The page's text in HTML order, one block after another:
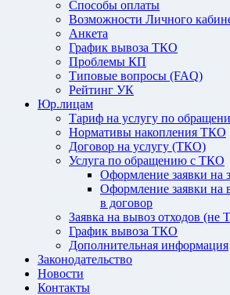
Способы оплаты
Возможности Личного
Анкета
График вывоза ТКО
Проблемы КП
Типовые вопросы (FAQ)
Рейтинг УК
Юр.лицам
Тариф на услугу по
Нормативы накопления ТКО
Договор на услугу (ТКО)
Услуга по обращению с ТКО
Оформление заявки на
Оформление заявки на
в договор
Заявка на вывоз отходов (не
График вывоза ТКО
Дополнительная информация
Законодательство
Новости
Контакты